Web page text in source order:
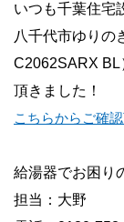
会社概要
いつも千葉住宅
八千代市ゆりの
C2062SARX BL
頂きました！
こちらからご確
給湯器でお困り
担当：大野